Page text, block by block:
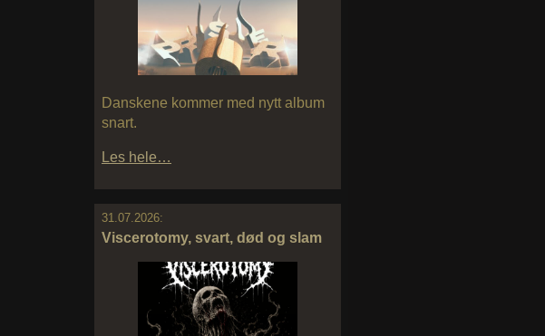
Danskene kommer med nytt album
snart.
Les hele…
31.07.2026:
Viscerotomy, svart, død og slam